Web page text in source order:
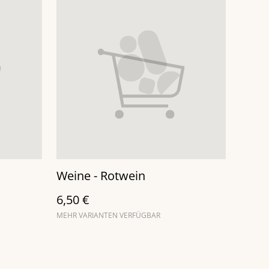
Weine - Rotwein
6,50 €
MEHR VARIANTEN VERFÜGBAR